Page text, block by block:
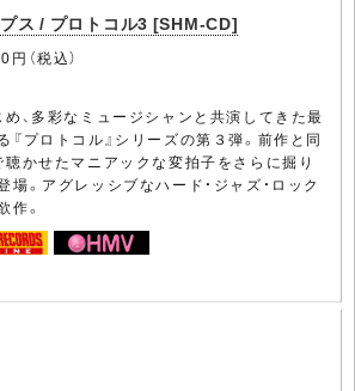
ス / プロトコル3 [SHM-CD]
（税込）
め、多彩なミュージシャンと共演してきた最
プロトコル』シリーズの第３弾。前作と同
聴かせたマニアックな変拍子をさらに掘り
。アグレッシブなハード・ジャズ・ロック
作。